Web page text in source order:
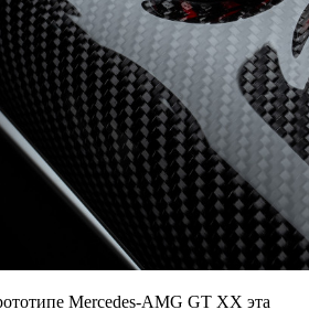
Mercedes-AMG GT XX эта